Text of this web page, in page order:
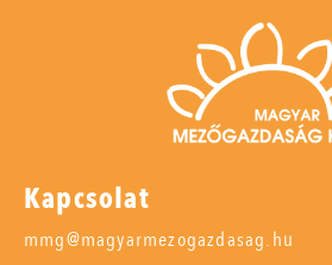
Kapcsolat
mmg@magyarmezogazdasag.hu